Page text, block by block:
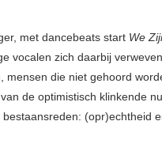
met dancebeats start We
vocalen zich daarbij
mensen die niet gehoord
de optimistisch klinkende
bestaansreden: (opr)echtheid